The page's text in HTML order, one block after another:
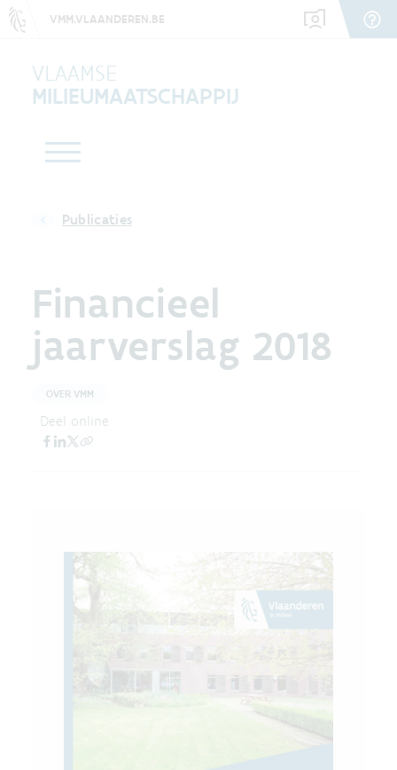
VMM.VLAANDEREN.BE
VLAAMSE
MILIEUMAATSCHAPPIJ
Publicaties
Financieel
jaarverslag 2018
OVER VMM
Deel online